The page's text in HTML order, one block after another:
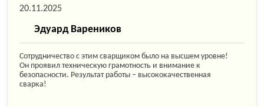
20.11.2025
Эдуард Вареников
Сотрудничество с этим сварщиком было на высшем уровне!
Он проявил техническую грамотность и внимание к
безопасности. Результат работы – высококачественная
сварка!